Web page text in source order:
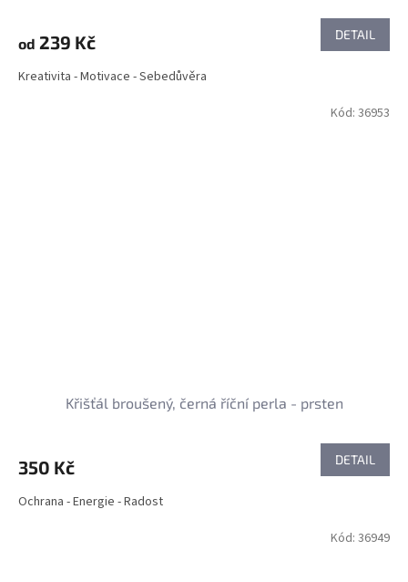
od 239 Kč DETAIL
Kreativita - Motivace - Sebedůvěra
Křišťál broušený, černá říční perla - prsten
350 Kč DETAIL
Ochrana - Energie - Radost
Kód: 36953
Kód: 36949